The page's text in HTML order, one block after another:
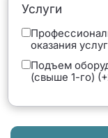
Услуги
оказания
Подъем
(свыше 1-го)